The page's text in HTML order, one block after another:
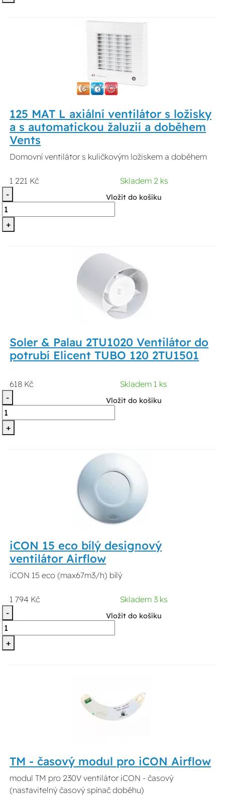
125 MAT L axiální ventilátor s ložisky
a s automatickou žaluzií a doběhem
Vents
Domovní ventilátor s kuličkovým ložiskem a doběhem
1 221 Kč
Skladem 2 ks
-
+
Vložit do košíku
Soler & Palau 2TU1020 Ventilátor do
potrubí Elicent TUBO 120 2TU1501
618 Kč
Skladem 1 ks
-
+
Vložit do košíku
iCON 15 eco bílý designový
ventilátor Airflow
iCON 15 eco (max67m3/h) bílý
1 794 Kč
Skladem 3 ks
-
+
Vložit do košíku
TM - časový modul pro iCON Airflow
modul TM pro 230V ventilátor iCON - časový
(nastavitelný časový spínač doběhu)